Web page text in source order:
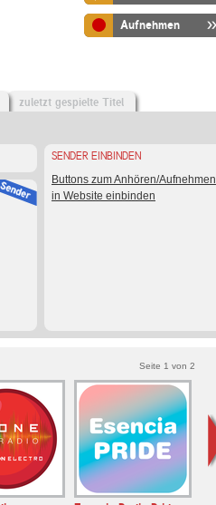
Aufnehmen
zuletzt gespielte Titel
SENDER EINBINDEN
Buttons zum Anhören/Aufnehmen
in Website einbinden
Seite 1 von 2